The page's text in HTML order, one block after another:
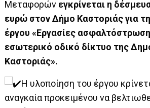
Μεταφορών εγκρίνεται η
ευρώ στον Δήμο Καστοριάς για
έργου «Εργασίες
εσωτερικό οδικό δίκτυο της
Καστοριάς».
Η υλοποίηση του έργου
αναγκαία προκειμένου να